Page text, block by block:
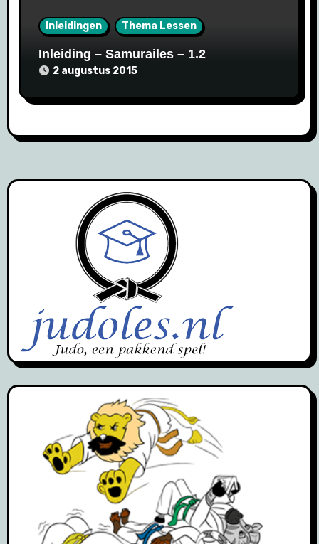
Inleidingen Thema Lessen
Inleiding – Samurailes – 1.2
2 augustus 2015